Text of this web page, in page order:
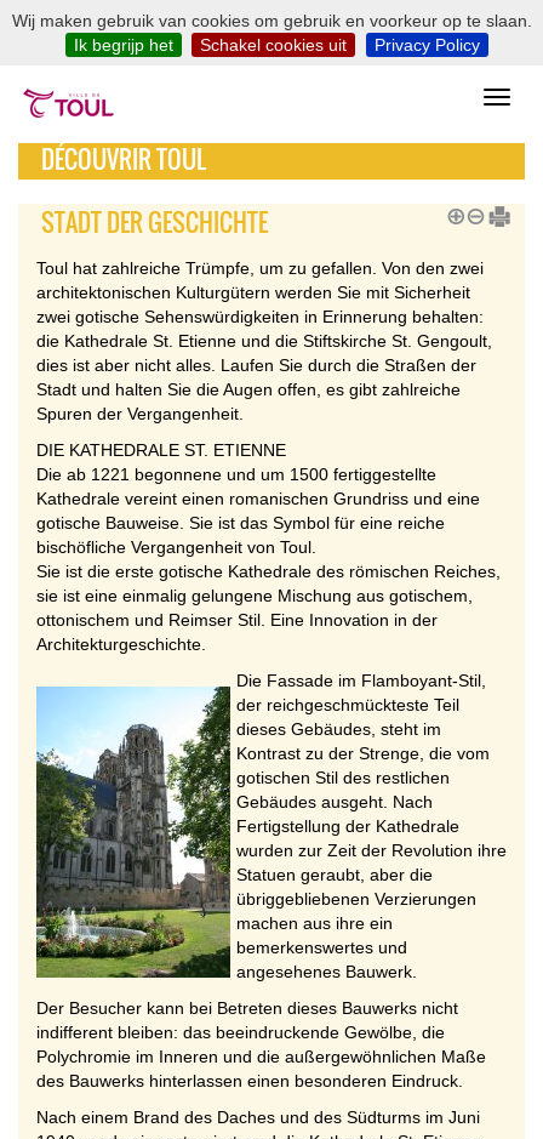
Wij maken gebruik van cookies om gebruik en voorkeur op te slaan.
Ik begrijp het
Schakel cookies uit Privacy Policy
DÉCOUVRIR TOUL
STADT DER GESCHICHTE
Toul hat zahlreiche Trümpfe, um zu gefallen. Von den zwei
architektonischen Kulturgütern werden Sie mit Sicherheit
zwei gotische Sehenswürdigkeiten in Erinnerung behalten:
die Kathedrale St. Etienne und die Stiftskirche St. Gengoult,
dies ist aber nicht alles. Laufen Sie durch die Straßen der
Stadt und halten Sie die Augen offen, es gibt zahlreiche
Spuren der Vergangenheit.
DIE KATHEDRALE ST. ETIENNE
Die ab 1221 begonnene und um 1500 fertiggestellte
Kathedrale vereint einen romanischen Grundriss und eine
gotische Bauweise. Sie ist das Symbol für eine reiche
bischöfliche Vergangenheit von Toul.
Sie ist die erste gotische Kathedrale des römischen Reiches,
sie ist eine einmalig gelungene Mischung aus gotischem,
ottonischem und Reimser Stil. Eine Innovation in der
Architekturgeschichte.
Die Fassade im Flamboyant-Stil,
der reichgeschmückteste Teil
dieses Gebäudes, steht im
Kontrast zu der Strenge, die vom
gotischen Stil des restlichen
Gebäudes ausgeht. Nach
Fertigstellung der Kathedrale
wurden zur Zeit der Revolution ihre
Statuen geraubt, aber die
übriggebliebenen Verzierungen
machen aus ihre ein
bemerkenswertes und
angesehenes Bauwerk.
Der Besucher kann bei Betreten dieses Bauwerks nicht
indifferent bleiben: das beeindruckende Gewölbe, die
Polychromie im Inneren und die außergewöhnlichen Maße
des Bauwerks hinterlassen einen besonderen Eindruck.
Nach einem Brand des Daches und des Südturms im Juni